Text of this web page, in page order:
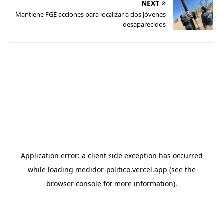
NEXT
Mantiene FGE acciones para localizar a dos jóvenes
desaparecidos